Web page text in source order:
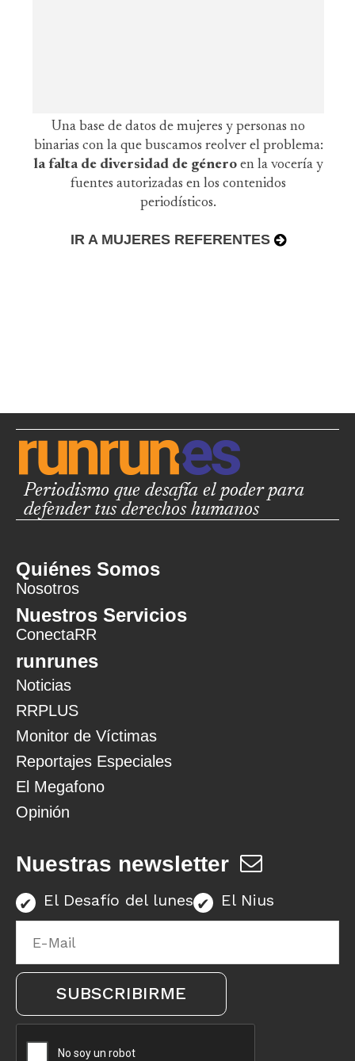
Una base de datos de mujeres y personas no
binarias con la que buscamos reolver el problema:
la falta de diversidad de género en la vocería y
fuentes autorizadas en los contenidos
periodísticos.
IR A MUJERES REFERENTES
Periodismo que desafía el poder para
defender tus derechos humanos
Quiénes Somos
Nosotros
Nuestros Servicios
ConectaRR
runrunes
Noticias
RRPLUS
Monitor de Víctimas
Reportajes Especiales
El Megafono
Opinión
Nuestras newsletter
El Desafío del lunes El Nius